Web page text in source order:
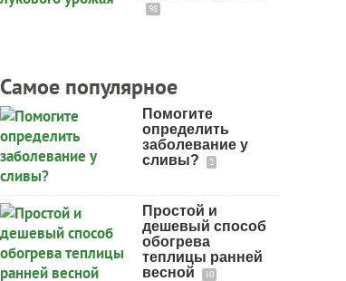
98
Самое популярное
Помогите
определить
заболевание у
сливы?
2
Простой и
дешевый способ
обогрева
теплицы ранней
весной
10